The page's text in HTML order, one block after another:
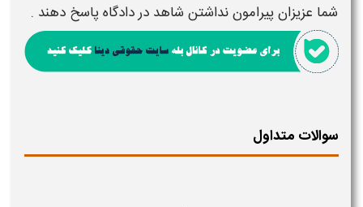
شما عزیزان پیراموننداشتن شاهد در دادگاهپاسخ دهند .
سوالات متداول